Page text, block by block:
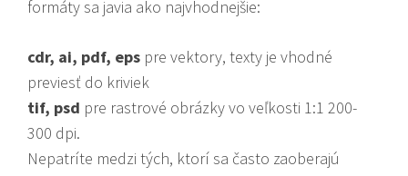
formáty sa javia ako najvhodnejšie:
cdr, ai, pdf, eps pre vektory, texty je vhodné
previesť do kriviek
tif, psd pre rastrové obrázky vo veľkosti 1:1 200-
300 dpi.
Nepatríte medzi tých, ktorí sa často zaoberajú